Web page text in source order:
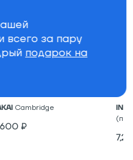
Cambridge
₽
всего за пару
подарок на